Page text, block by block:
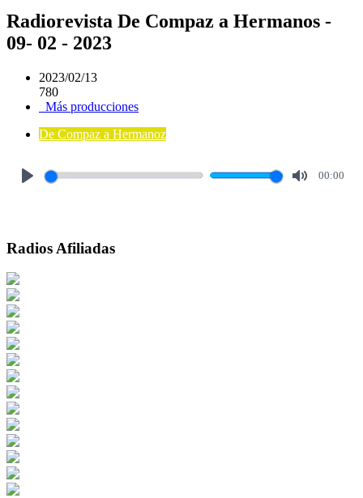
Radiorevista De Compaz a Hermanos -
09- 02 - 2023
2023/02/13
780
Más producciones
De Compaz a Hermanoz
00:00
Radios Afiliadas